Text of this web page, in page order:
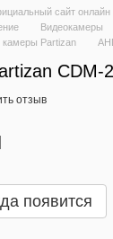
сайт
Видеокамеры
камеры Partizan
CDM-
отзыв
появится